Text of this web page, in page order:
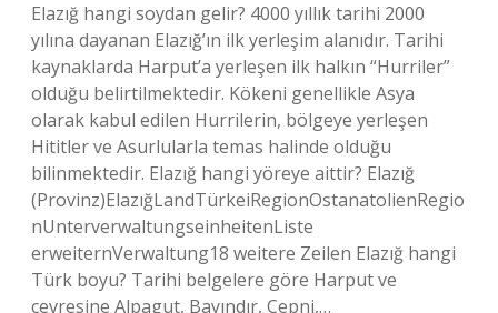
Elazığ hangi soydan gelir? 4000 yıllık tarihi 2000
yılına dayanan Elazığ’ın ilk yerleşim alanıdır. Tarihi
kaynaklarda Harput’a yerleşen ilk halkın “Hurriler”
olduğu belirtilmektedir. Kökeni genellikle Asya
olarak kabul edilen Hurrilerin, bölgeye yerleşen
Hititler ve Asurlularla temas halinde olduğu
bilinmektedir. Elazığ hangi yöreye aittir? Elazığ
(Provinz)ElazığLandTürkeiRegionOstanatolienRegio
nUnterverwaltungseinheitenListe
erweiternVerwaltung18 weitere Zeilen Elazığ hangi
Türk boyu? Tarihi belgelere göre Harput ve
çevresine Alpagut, Bayındır, Çepni,…